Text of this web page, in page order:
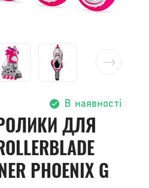
В наявності
ДЛЯ
PHOENIX G